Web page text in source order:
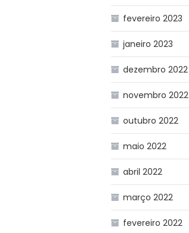
fevereiro 2023
janeiro 2023
dezembro 2022
novembro 2022
outubro 2022
maio 2022
abril 2022
março 2022
fevereiro 2022